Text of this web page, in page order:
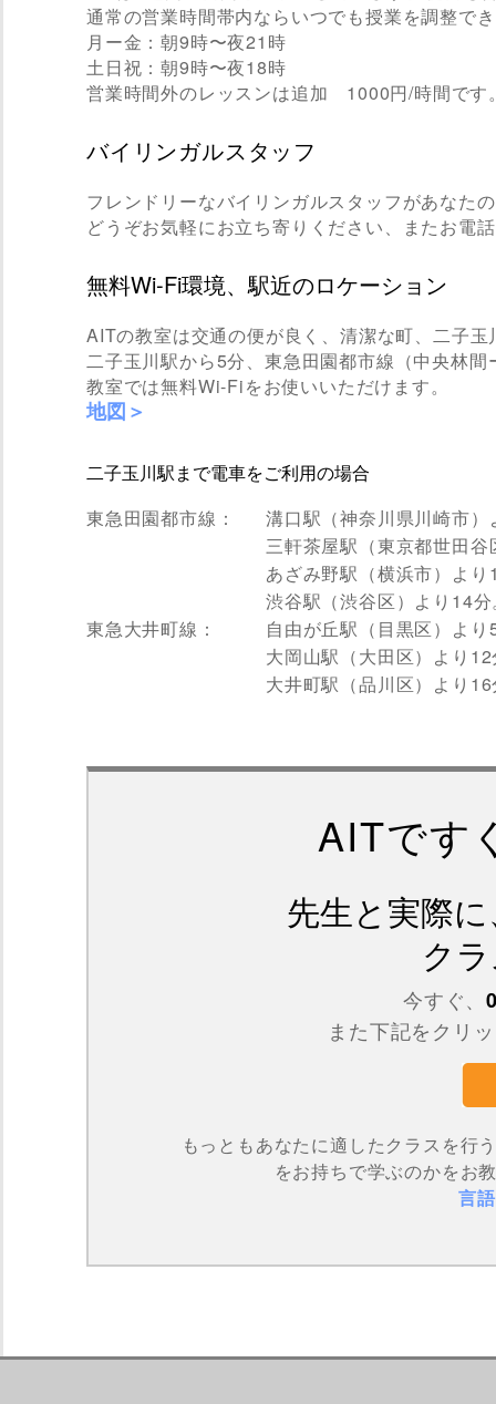
通常の営業時間帯内ならいつでも授業を調整で
月ー金：朝9時〜夜21時
土日祝：朝9時〜夜18時
営業時間外のレッスンは追加 1000円/時間です
バイリンガルスタッフ
フレンドリーなバイリンガルスタッフがあなた
どうぞお気軽にお立ち寄りください、またお電
無料Wi-Fi環境、駅近のロケーション
AITの教室は交通の便が良く、清潔な町、二子
二子玉川駅から5分、東急田園都市線（中央林
教室では無料Wi-Fiをお使いいただけます。
地図＞
二子玉川駅まで電車をご利用の場合
東急田園都市線：
溝口駅（神奈川県川崎市）
三軒茶屋駅（東京都世田
あざみ野駅（横浜市）より
渋谷駅（渋谷区）より14
東急大井町線：
自由が丘駅（目黒区）より
大岡山駅（大田区）より
大井町駅（品川区）より
AITです
先生と実際
ク
今すぐ、
また下記をクリ
もっともあなたに適したクラスを行
をお持ちで学ぶのかをお
言